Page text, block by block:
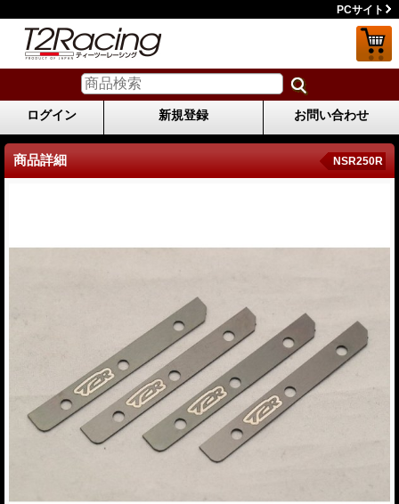
PCサイト
ログイン 新規登録 お問い合わせ
商品詳細 NSR250R